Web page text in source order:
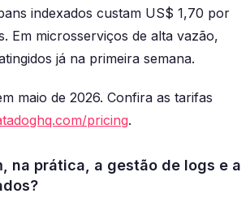
indexados custam US$ 1,70 por
Em microsserviços de alta vazão,
já na primeira semana.
maio de 2026. Confira as tarifas
pricing.
na prática, a gestão de logs e a